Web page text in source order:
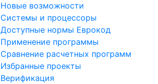
Новые возможности
Cистемы и процессоры
Доступные нормы Еврокод
Применение программы
Сравнение расчетных программ
Избранные проекты
Верификация